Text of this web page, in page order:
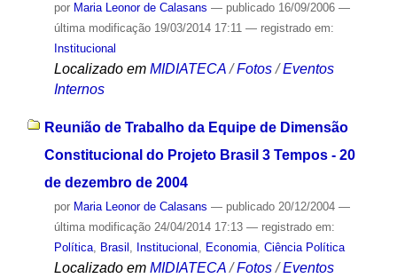
por Maria Leonor de Calasans — publicado16/09/2006 —
última modificação19/03/2014 17:11 — registrado em:
Institucional
Localizado em MIDIATECA /Fotos /Eventos
Internos
Reunião de Trabalho da Equipe de Dimensão
Constitucional do Projeto Brasil 3 Tempos - 20
de dezembro de 2004
por Maria Leonor de Calasans — publicado20/12/2004 —
última modificação24/04/2014 17:13 — registrado em:
Política, Brasil Institucional Economia, Ciência Política
Localizado em MIDIATECA /Fotos /Eventos